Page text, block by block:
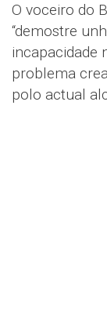
O voceiro do
“demostre
incapacidade
problema
polo actual